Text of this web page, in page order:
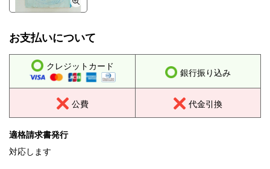
お支払いについて
クレジットカード
銀行振り込み
公費 代金引換
適格請求書発行
対応します